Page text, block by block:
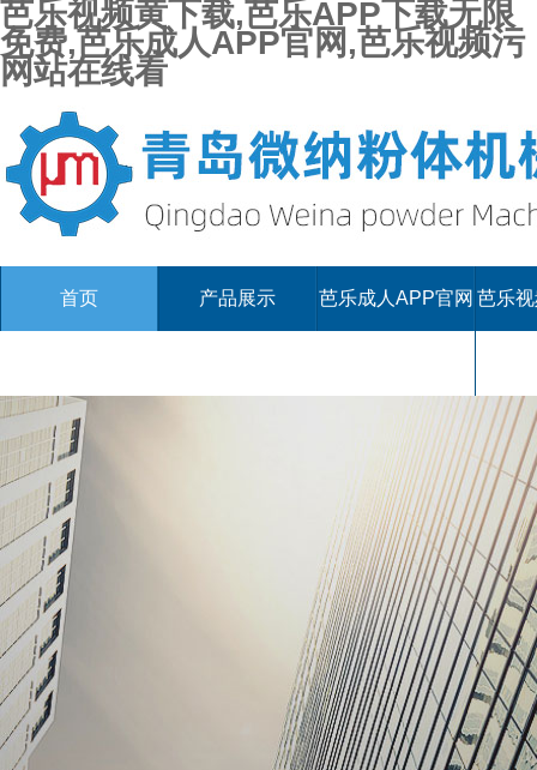
芭乐视频黄下载,芭乐APP下载无限
免费,芭乐成人APP官网,芭乐视频污
网站在线看
首页 产品展示 芭乐成人APP官网 芭乐